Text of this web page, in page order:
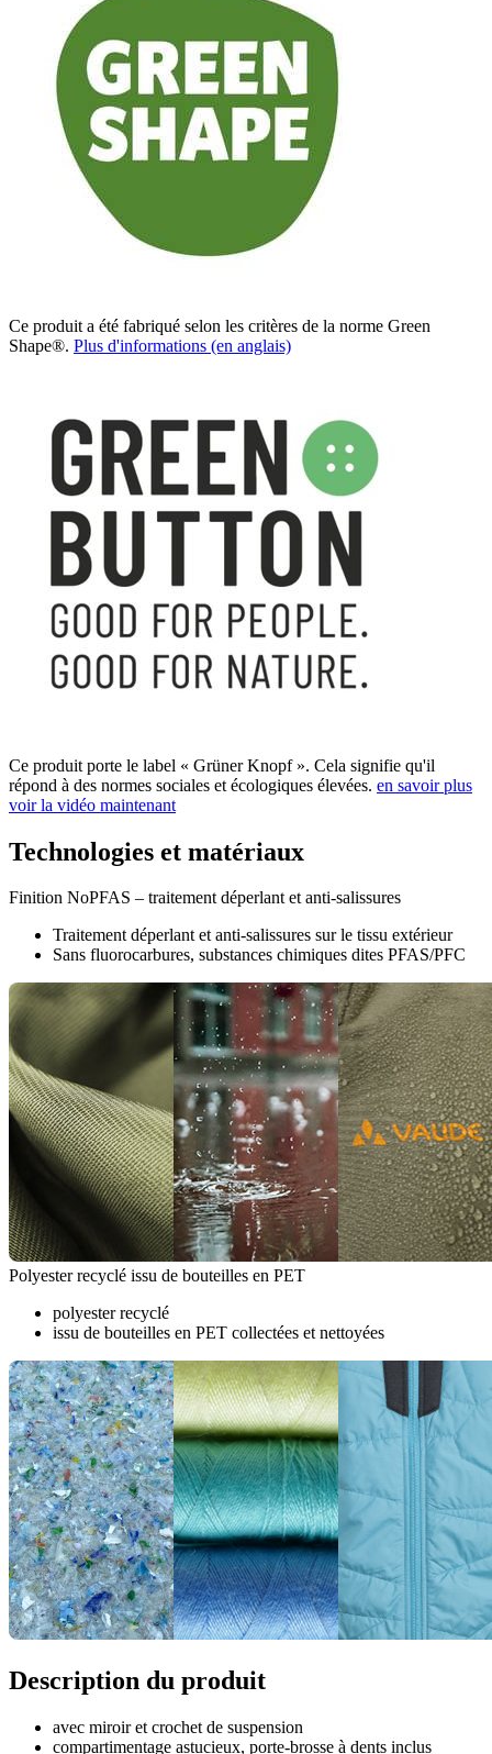
Ce produit a été fabriqué selon les critères de la norme Green
Shape®. Plus d'informations (en anglais)
Ce produit porte le label « Grüner Knopf ». Cela signifie qu'il
répond à des normes sociales et écologiques élevées. en savoir plus
voir la vidéo maintenant
Technologies et matériaux
Finition NoPFAS – traitement déperlant et anti-salissures
Traitement déperlant et anti-salissures sur le tissu extérieur
Sans fluorocarbures, substances chimiques dites PFAS/PFC
Polyester recyclé issu de bouteilles en PET
polyester recyclé
issu de bouteilles en PET collectées et nettoyées
Description du produit
avec miroir et crochet de suspension
compartimentage astucieux, porte-brosse à dents inclus